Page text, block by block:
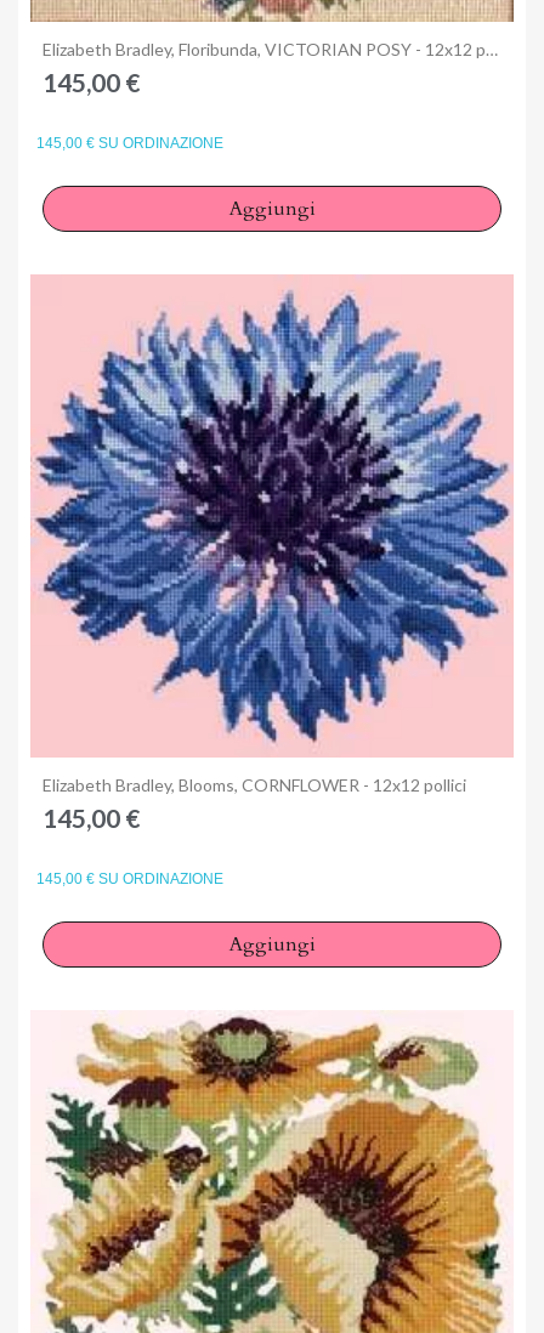
Anteprima Elizabeth Bradley, Floribunda, VICTORIAN POSY - 12x12 pollici
145,00 €
145,00 € SU ORDINAZIONE
Aggiungi
Anteprima
Elizabeth Bradley, Blooms, CORNFLOWER - 12x12 pollici
145,00 €
145,00 € SU ORDINAZIONE
Aggiungi